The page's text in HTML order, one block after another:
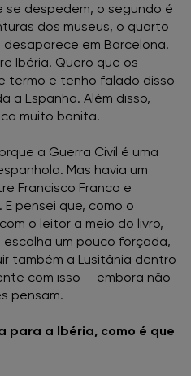
se despedem, o segundo é
dos museus, o quarto
em Barcelona.
Ibéria. Quero que os
termo e tenho falado disso
a Espanha. Além disso,
muito bonita.
a Guerra Civil é uma
Mas havia um
Francisco Franco e
pensei que, como o
o leitor a meio do livro,
escolha um pouco forçada,
também a Lusitânia dentro
com isso — embora não
pensam.
para a Ibéria, como é que